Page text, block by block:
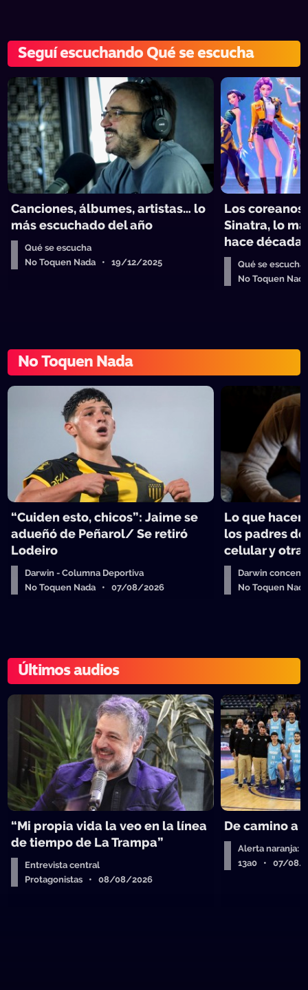
Seguí escuchando Qué se escucha
Canciones, álbumes, artistas… lo
más escuchado del año
Qué se escucha
No Toquen Nada • 19/12/2025
Los
Sinatra, lo
hace
Qué se escucha
No Toquen
No Toquen Nada
“Cuiden esto, chicos”: Jaime se
adueñó de Peñarol/ Se retiró
Lodeiro
Darwin - Columna Deportiva
No Toquen Nada • 07/08/2026
Lo que
los padres
celular y
Darwin
No Toquen
Últimos audios
“Mi propia vida la veo en la línea
de tiempo de La Trampa”
Entrevista central
Protagonistas • 08/08/2026
De camino a
Alerta naranja:
13a0 • 07/08/